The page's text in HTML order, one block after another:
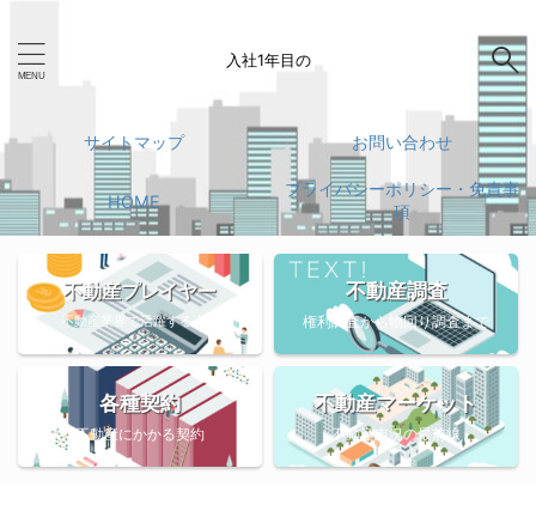
入社1年目の
サイトマップ お問い合わせ
HOME
プライバシーポリシー・免責事
項
不動産プレイヤー
不動産業界で活躍する人々
不動産調査
権利調査から物回り調査まで
各種契約
不動産にかかる契約
不動産マーケット
不動産市況の最前線